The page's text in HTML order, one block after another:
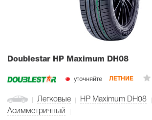
Doublestar HP Maximum DH08
уточняйте ЛЕТНИЕ
Легковые
HP Maximum DH08
Асимметричный